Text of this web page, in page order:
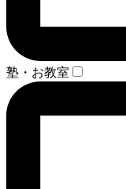
塾・お教室